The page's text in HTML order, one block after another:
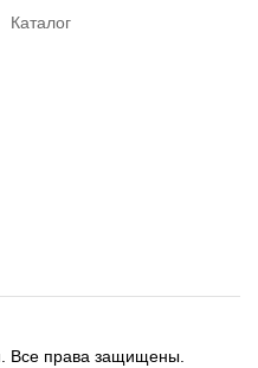
Каталог
Все права защищены.